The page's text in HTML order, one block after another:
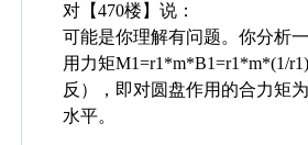
对【470楼】说：
可能是你理解有问题。你分析
用力矩M1=r1*m*B1=r1*m*(1/
反），即对圆盘作用的合力矩
水平。